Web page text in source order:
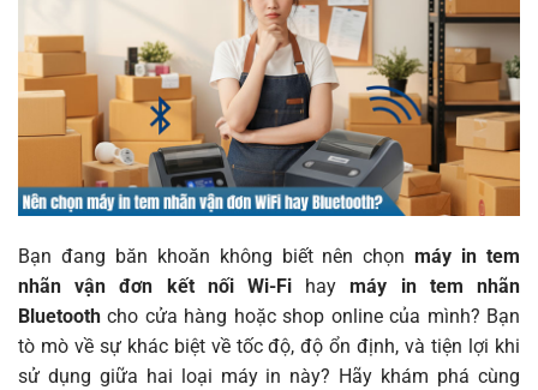
Bạn đang băn khoăn không biết nên chọnmáy in tem
nhãn vận đơn kết nối Wi-Fi haymáy in tem nhãn
Bluetooth cho cửa hàng hoặc shop online của mình? Bạn
tò mò về sự khác biệt về tốc độ, độ ổn định, và tiện lợi khi
sử dụng giữa hai loại máy in này? Hãy khám phá cùng